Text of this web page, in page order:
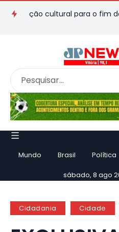
cultural para o fim de
Mundo Brasil Política
sábado, 8 ago
Cidadania Cidade